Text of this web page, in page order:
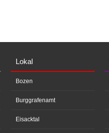
Lokal
Bozen
Burggrafenamt
Eisacktal